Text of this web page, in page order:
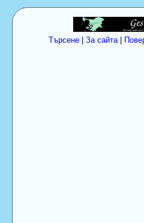
Търсене| За сайта|